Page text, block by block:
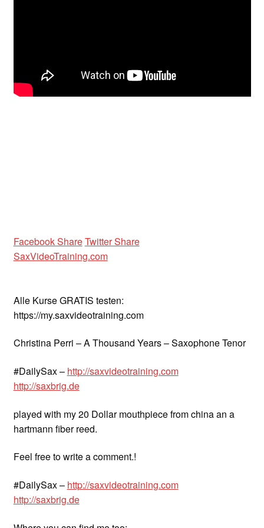
NEWS BLOG
Facebook ShareTwitter Share
SaxVideoTraining.com
Alle Kurse GRATIS testen:
https://my.saxvideotraining.com
Christina Perri – A Thousand Years – Saxophone Tenor
#DailySax – http://saxvideotraining.com
http://saxbrig.de
played with my 20 Dollar mouthpiece from china an a
hartmann fiber reed.
Feel free to write a comment.!
#DailySax – http://saxvideotraining.com
http://saxbrig.de